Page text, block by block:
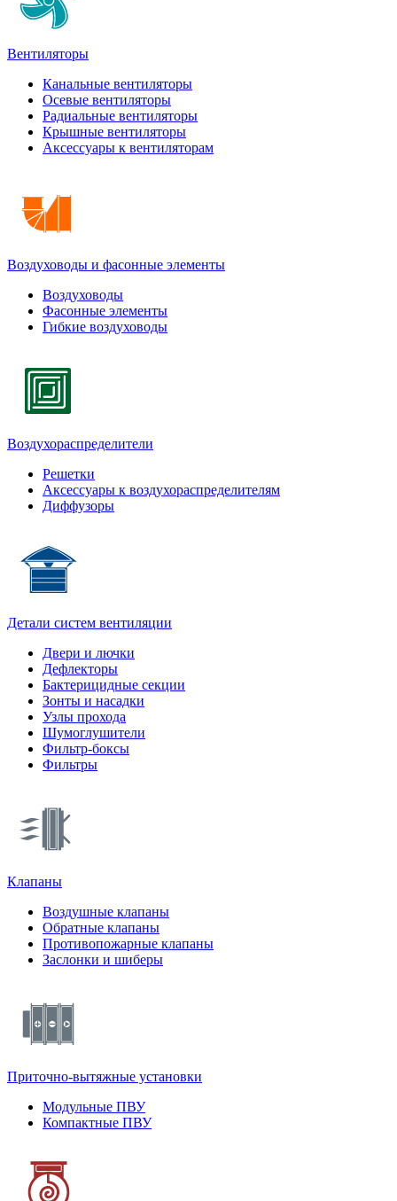
Вентиляторы
Канальные вентиляторы
Осевые вентиляторы
Радиальные вентиляторы
Крышные вентиляторы
Аксессуары к вентиляторам
Воздуховоды и фасонные элементы
Воздуховоды
Фасонные элементы
Гибкие воздуховоды
Воздухораспределители
Решетки
Аксессуары к воздухораспределителям
Диффузоры
Детали систем вентиляции
Двери и лючки
Дефлекторы
Бактерицидные секции
Зонты и насадки
Узлы прохода
Шумоглушители
Фильтр-боксы
Фильтры
Клапаны
Воздушные клапаны
Обратные клапаны
Противопожарные клапаны
Заслонки и шиберы
Приточно-вытяжные установки
Модульные ПВУ
Компактные ПВУ